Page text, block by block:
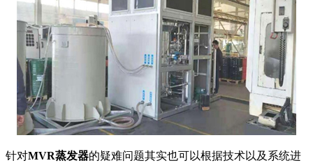
针对MVR蒸发器的疑难问题其实也可以根据技术以及系统进